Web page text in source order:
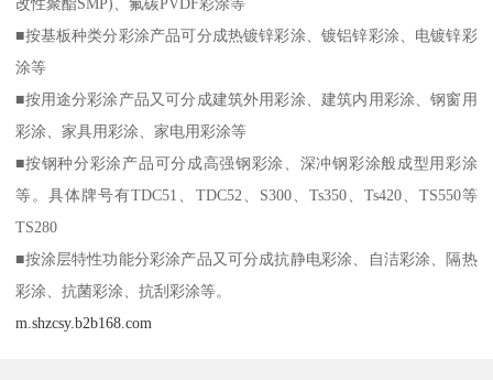
■按基板种类分彩涂产品可分成热镀锌彩涂、镀铝锌彩涂、电镀锌彩
涂等
■按用途分彩涂产品又可分成建筑外用彩涂、建筑内用彩涂、钢窗用
彩涂、家具用彩涂、家电用彩涂等
■按钢种分彩涂产品可分成高强钢彩涂、深冲钢彩涂般成型用彩涂
等。具体牌号有TDC51、TDC52、S300、Ts350、Ts420、TS550等
TS280
■按涂层特性功能分彩涂产品又可分成抗静电彩涂、自洁彩涂、隔热
彩涂、抗菌彩涂、抗刮彩涂等。
m.shzcsy.b2b168.com